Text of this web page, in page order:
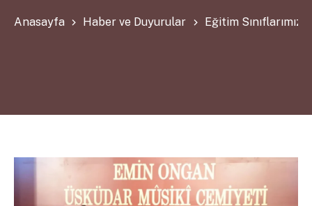
Anasayfa Haber ve Duyurular Eğitim Sınıflarımız